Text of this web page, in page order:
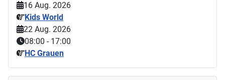
16 Aug. 2026
Kids World
22 Aug. 2026
08:00 - 17:00
HC Grauen